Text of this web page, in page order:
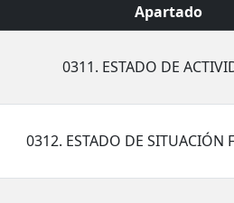
Apartado
0311. ESTADO DE
0312. ESTADO DE SITUACIÓN